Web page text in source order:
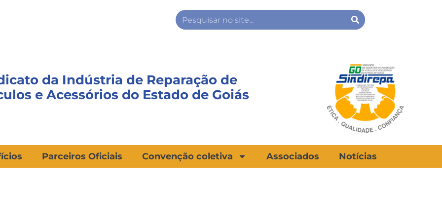
Search
da Indústria de Reparação de
e Acessórios do Estado de Goiás
Parceiros Oficiais Convenção coletiva Associados Notícias